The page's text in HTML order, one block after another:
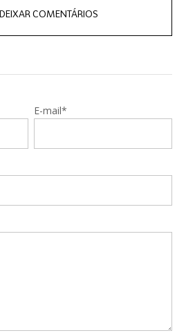
DEIXAR COMENTÁRIOS
E-mail*